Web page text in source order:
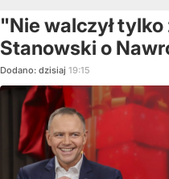
"Nie walczył
Stanowski o
Dodano: dzisiaj 19:15